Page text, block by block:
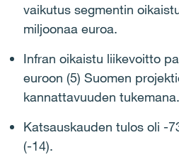
vaikutus segmentin
miljoonaa euroa.
Infran oikaistu liikevoitto
euroon (5) Suomen
kannattavuuden tukemana.
Katsauskauden tulos oli -
(-14).